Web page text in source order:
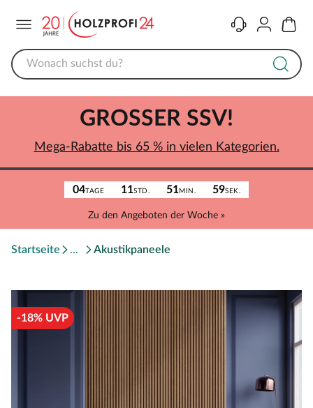
KontaktKonto
04TAGE 11STD. 51MIN. 59SEK.
Zu den Angeboten der Woche »
GROSSER SSV!
Mega-Rabatte bis 65 % in vielen Kategorien.
Startseite Akustikpaneele
-18% UVP